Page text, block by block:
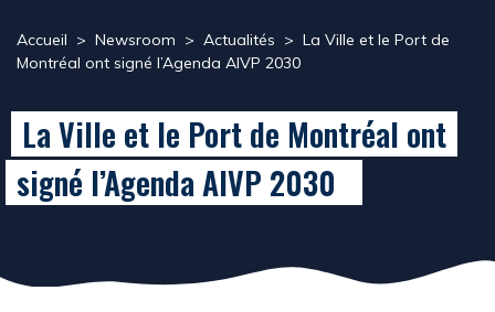
Accueil > Newsroom > Actualités > La Ville et le Port de
Montréal ont signé l’Agenda AIVP 2030
La Ville et le Port de Montréal ont
signé l’Agenda AIVP 2030